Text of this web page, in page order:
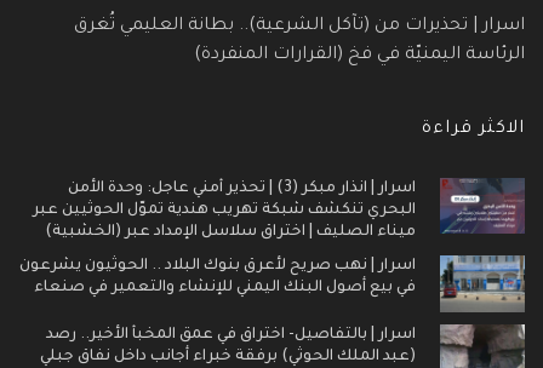
اسرار | تحذيرات من (تآكل الشرعية).. بطانة العليمي تُغرق
الرئاسة اليمنيّة في فخ (القرارات المنفردة)
الاكثر قراءة
اسرار | انذار مبكر (3) | تحذير أمني عاجل: وحدة الأمن
البحري تنكشف شبكة تهريب هندية تموّل الحوثيين عبر
ميناء الصليف | اختراق سلاسل الإمداد عبر (الخشبية)
اسرار | نهب صريح لأعرق بنوك البلاد .. الحوثيون يشرعون
في بيع أصول البنك اليمني للإنشاء والتعمير في صنعاء
اسرار | بالتفاصيل- اختراق في عمق المخبأ الأخير.. رصد
(عبد الملك الحوثي) برفقة خبراء أجانب داخل نفاق جبلي